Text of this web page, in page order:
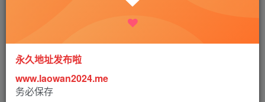
登录后继续查看
RPG游戏
永久地址发布啦
www.laowan2024.me
务必保存